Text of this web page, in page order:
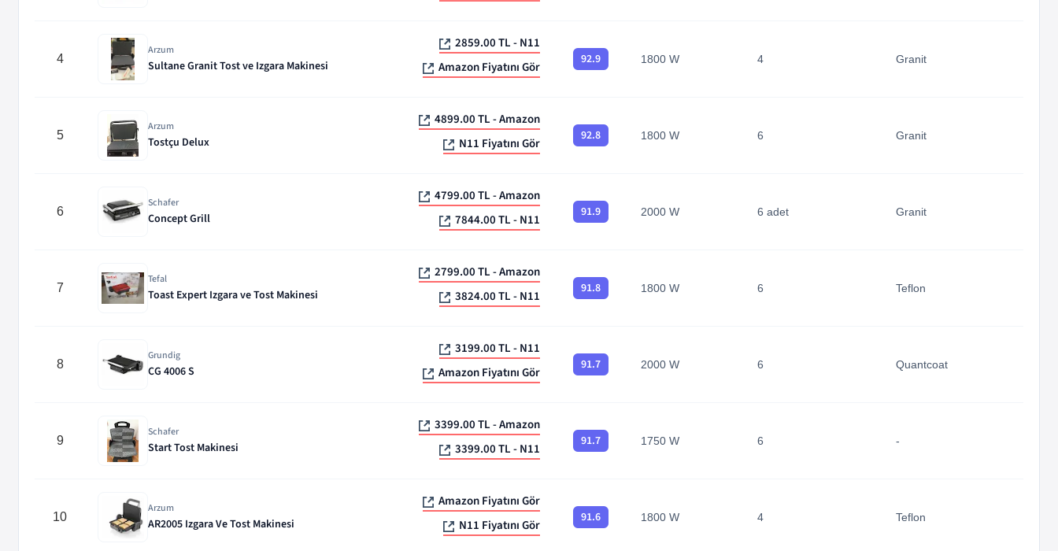
4
Arzum
Sultane Granit Tost ve Izgara Makinesi
2859.00 TL - N11
Amazon Fiyatını Gör
92.9 1800 W 4 Granit
5
Arzum
Tostçu Delux
4899.00 TL - Amazon
N11 Fiyatını Gör
92.8 1800 W 6 Granit
6
Schafer
Concept Grill
4799.00 TL - Amazon
7844.00 TL - N11
91.9 2000 W 6 adet Granit
7
Tefal
Toast Expert Izgara ve Tost Makinesi
2799.00 TL - Amazon
3824.00 TL - N11
91.8 1800 W 6 Teflon
8
Grundig
CG 4006 S
3199.00 TL - N11
Amazon Fiyatını Gör
91.7 2000 W 6 Quantcoat
9
Schafer
Start Tost Makinesi
3399.00 TL - Amazon
3399.00 TL - N11
91.7 1750 W 6 -
10
Arzum
AR2005 Izgara Ve Tost Makinesi
Amazon Fiyatını Gör
N11 Fiyatını Gör
91.6 1800 W 4 Teflon